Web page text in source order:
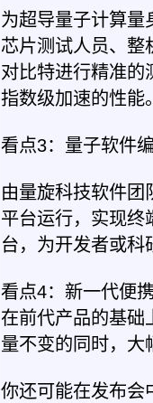
为超导量子计算量
芯片测试人员、整
对比特进行精准的
指数级加速的性能
看点3：量子软件
由量旋科技软件团
平台运行，实现终
台，为开发者或科
看点4：新一代便
在前代产品的基础
量不变的同时，大
你还可能在发布会